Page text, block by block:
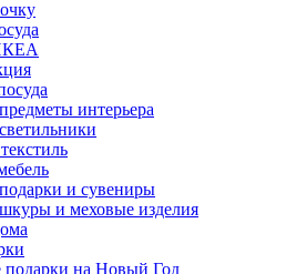
интерьера
и сувениры
и меховые изделия
на Новый Год